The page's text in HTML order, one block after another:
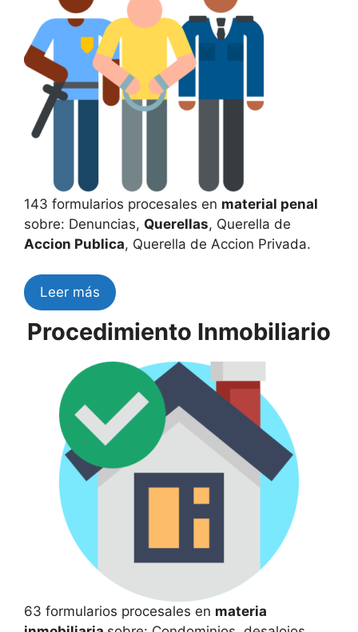
143 formularios procesales en material penal
sobre: Denuncias, Querellas, Querella de
Accion Publica, Querella de Accion Privada.
Leer más
Procedimiento Inmobiliario
63 formularios procesales en materia